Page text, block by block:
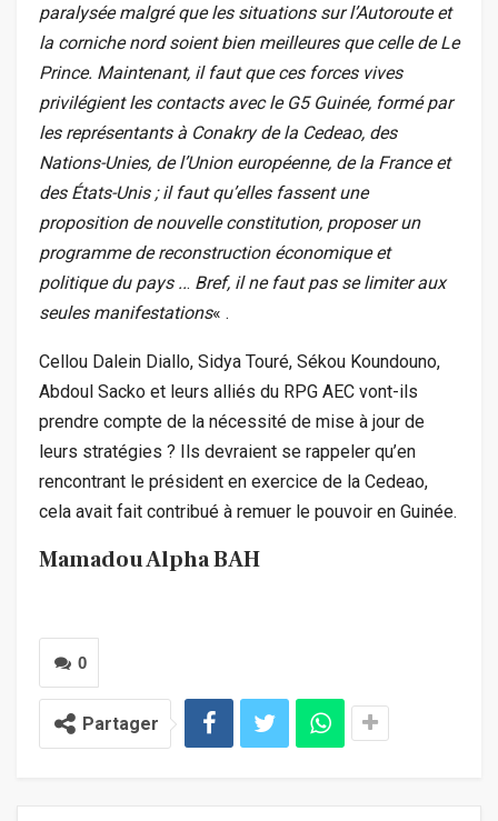
paralysée malgré que les situations sur l’Autoroute et
la corniche nord soient bien meilleures que celle de Le
Prince. Maintenant, il faut que ces forces vives
privilégient les contacts avec le G5 Guinée, formé par
les représentants à Conakry de la Cedeao, des
Nations-Unies, de l’Union européenne, de la France et
des États-Unis ; il faut qu’elles fassent une
proposition de nouvelle constitution, proposer un
programme de reconstruction économique et
politique du pays ... Bref, il ne faut pas se limiter aux
seules manifestations« .
Cellou Dalein Diallo, Sidya Touré, Sékou Koundouno,
Abdoul Sacko et leurs alliés du RPG AEC vont-ils
prendre compte de la nécessité de mise à jour de
leurs stratégies ? Ils devraient se rappeler qu’en
rencontrant le président en exercice de la Cedeao,
cela avait fait contribué à remuer le pouvoir en Guinée.
Mamadou Alpha BAH
0
Partager